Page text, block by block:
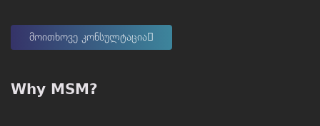
მოითხოვე კონსულტაცია
Why MSM?